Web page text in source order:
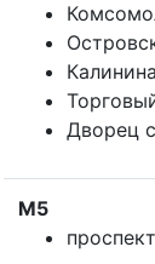
Дворец
М5